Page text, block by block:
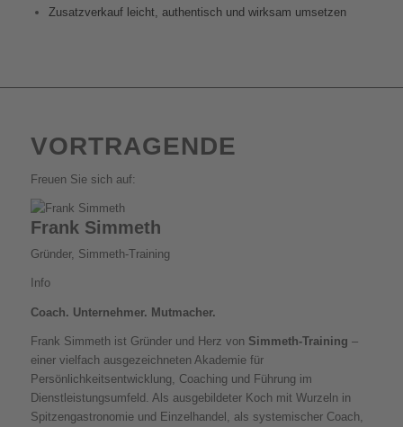
Zusatzverkauf leicht, authentisch und wirksam umsetzen
VORTRAGENDE
Freuen Sie sich auf:
Frank Simmeth
Gründer, Simmeth-Training
Info
Coach. Unternehmer. Mutmacher.
Frank Simmeth ist Gründer und Herz von Simmeth-Training –
einer vielfach ausgezeichneten Akademie für
Persönlichkeitsentwicklung, Coaching und Führung im
Dienstleistungsumfeld. Als ausgebildeter Koch mit Wurzeln in
Spitzengastronomie und Einzelhandel, als systemischer Coach,